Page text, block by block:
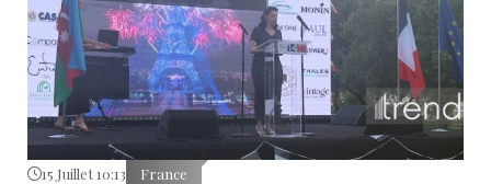
15 Juillet 10:13 France